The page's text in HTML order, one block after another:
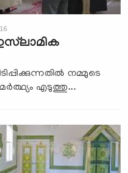
ഇസ്‌ലാമിക
നമ്മുടെ
എടുത്തു...